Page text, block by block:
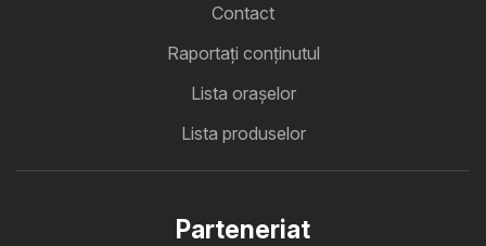
Contact
Raportați conținutul
Lista oraşelor
Lista produselor
Parteneriat